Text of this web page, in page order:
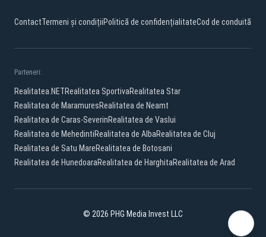
ContactTermeni și condițiiPolitică de confidențialitateCod de conduită
Parteneri:
Realitatea.NETRealitatea SportivaRealitatea Star
Realitatea de MaramuresRealitatea de Neamt
Realitatea de Caras-SeverinRealitatea de Vaslui
Realitatea de MehedintiRealitatea de AlbaRealitatea de Cluj
Realitatea de Satu MareRealitatea de Botosani
Realitatea de HunedoaraRealitatea de HarghitaRealitatea de Arad
© 2026 PHG Media Invest LLC